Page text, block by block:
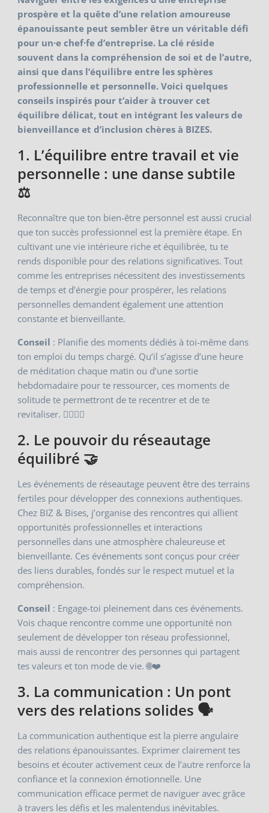
prospère et la quête d’une relation amoureuse
épanouissante peut sembler être un véritable défi
pour un·e chef·fe d’entreprise. La clé réside
souvent dans la compréhension de soi et de l’autre,
ainsi que dans l’équilibre entre les sphères
professionnelle et personnelle. Voici quelques
conseils inspirés pour t’aider à trouver cet
équilibre délicat, tout en intégrant les valeurs de
bienveillance et d’inclusion chères à BIZES.
1. L’équilibre entre travail et vie
personnelle : une danse subtile
⚖️
Reconnaître que ton bien-être personnel est aussi crucial
que ton succès professionnel est la première étape. En
cultivant une vie intérieure riche et équilibrée, tu te
rends disponible pour des relations significatives. Tout
comme les entreprises nécessitent des investissements
de temps et d’énergie pour prospérer, les relations
personnelles demandent également une attention
constante et bienveillante.
Conseil : Planifie des moments dédiés à toi-même dans
ton emploi du temps chargé. Qu’il s’agisse d’une heure
de méditation chaque matin ou d’une sortie
hebdomadaire pour te ressourcer, ces moments de
solitude te permettront de te recentrer et de te
revitaliser. 🧘‍♀️🧘‍♂️
2. Le pouvoir du réseautage
équilibré 🤝
Les événements de réseautage peuvent être des terrains
fertiles pour développer des connexions authentiques.
Chez BIZ & Bises, j’organise des rencontres qui allient
opportunités professionnelles et interactions
personnelles dans une atmosphère chaleureuse et
bienveillante. Ces événements sont conçus pour créer
des liens durables, fondés sur le respect mutuel et la
compréhension.
Conseil : Engage-toi pleinement dans ces événements.
Vois chaque rencontre comme une opportunité non
seulement de développer ton réseau professionnel,
mais aussi de rencontrer des personnes qui partagent
tes valeurs et ton mode de vie. 🌐❤️
3. La communication : Un pont
vers des relations solides 🗣️
La communication authentique est la pierre angulaire
des relations épanouissantes. Exprimer clairement tes
besoins et écouter activement ceux de l’autre renforce la
confiance et la connexion émotionnelle. Une
communication efficace permet de naviguer avec grâce
à travers les défis et les malentendus inévitables.